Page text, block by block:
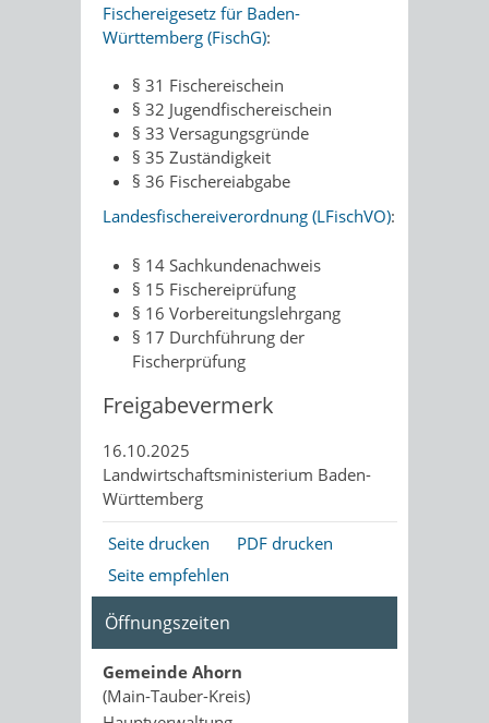
Fischereigesetz für Baden-
Württemberg (FischG):
§ 31 Fischereischein
§ 32 Jugendfischereischein
§ 33 Versagungsgründe
§ 35 Zuständigkeit
§ 36 Fischereiabgabe
Landesfischereiverordnung (LFischVO):
§ 14 Sachkundenachweis
§ 15 Fischereiprüfung
§ 16 Vorbereitungslehrgang
§ 17 Durchführung der
Fischerprüfung
Freigabevermerk
16.10.2025
Landwirtschaftsministerium Baden-
Württemberg
Seite drucken
PDF drucken
Seite empfehlen
Öffnungszeiten
Gemeinde Ahorn
(Main-Tauber-Kreis)